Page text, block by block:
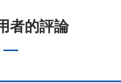
者的評論